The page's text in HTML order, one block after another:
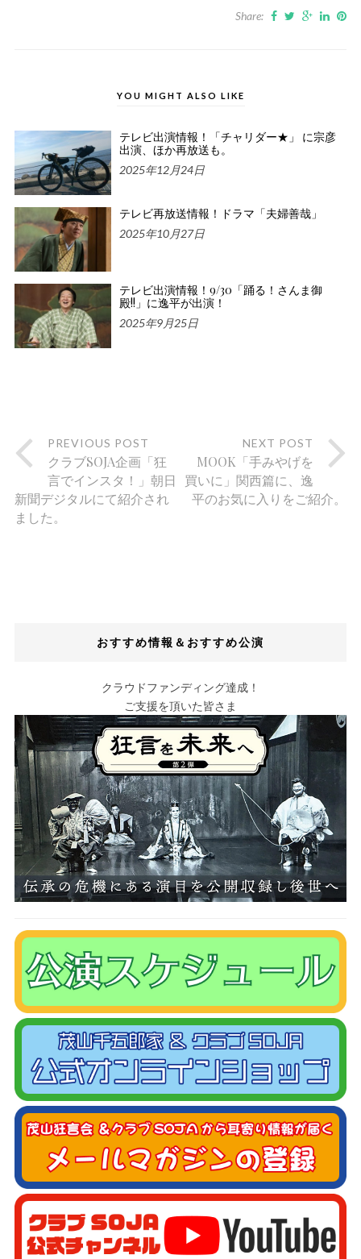
Share:
YOU MIGHT ALSO LIKE
テレビ出演情報！「チャリダー★」 に宗彦
出演、ほか再放送も。
2025年12月24日
テレビ再放送情報！ドラマ「夫婦善哉」
2025年10月27日
テレビ出演情報！9/30「踊る！さんま御
殿!!」に逸平が出演！
2025年9月25日
PREVIOUS POST
クラブSOJA企画「狂
言でインスタ！」朝日
新聞デジタルにて紹介され
ました。
NEXT POST
MOOK「手みやげを
買いに」関西篇に、逸
平のお気に入りをご紹介。
おすすめ情報＆おすすめ公演
クラウドファンディング達成！
ご支援を頂いた皆さま